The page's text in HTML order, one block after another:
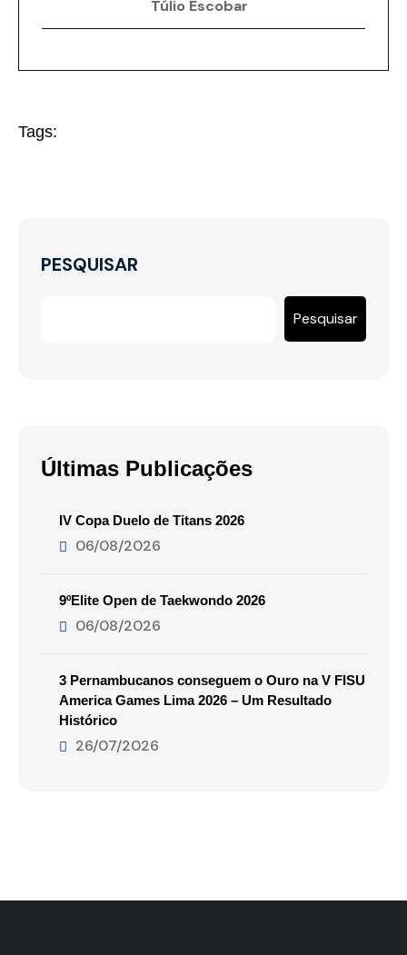
Túlio Escobar
Tags:
PESQUISAR
Pesquisar
Últimas Publicações
IV Copa Duelo de Titans 2026
06/08/2026
9ºElite Open de Taekwondo 2026
06/08/2026
3 Pernambucanos conseguem o Ouro na V FISU
America Games Lima 2026 – Um Resultado
Histórico
26/07/2026